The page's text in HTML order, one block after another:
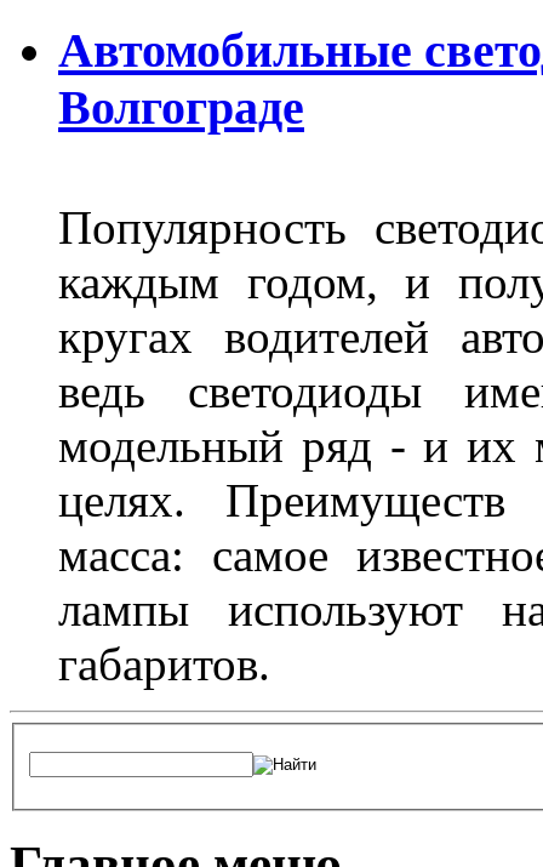
Автомобильные
Волгограде
Популярность
каждым годом, и
кругах водителей
ведь светодиоды
модельный ряд - и их
целях.
масса: самое
лампы используют
габаритов.